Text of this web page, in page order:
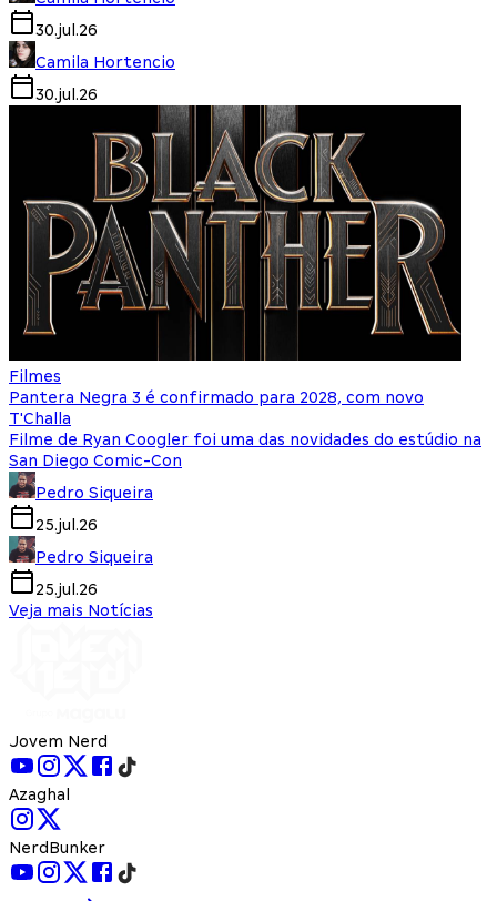
30.jul.26
Camila Hortencio
30.jul.26
Filmes
Pantera Negra 3 é confirmado para 2028, com novo
T'Challa
Filme de Ryan Coogler foi uma das novidades do estúdio na
San Diego Comic-Con
Pedro Siqueira
25.jul.26
Pedro Siqueira
25.jul.26
Veja mais Notícias
Jovem Nerd
Azaghal
NerdBunker